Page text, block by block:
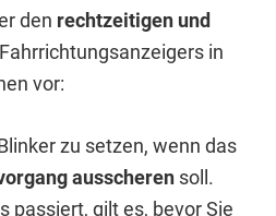
den rechtzeitigen und
in
vor:
zu setzen, wenn das
ausscherensoll.
passiert, gilt es, bevor Sie